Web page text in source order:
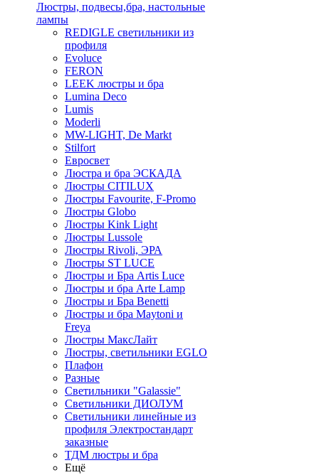
Люстры, подвесы,бра, настольные
лампы
REDIGLE светильники из
профиля
Evoluce
FERON
LEEK люстры и бра
Lumina Deco
Lumis
Moderli
MW-LIGHT, De Markt
Stilfort
Евросвет
Люстра и бра ЭСКАДА
Люстры CITILUX
Люстры Favourite, F-Promo
Люстры Globo
Люстры Kink Light
Люстры Lussole
Люстры Rivoli, ЭРА
Люстры ST LUCE
Люстры и Бра Artis Luce
Люстры и бра Arte Lamp
Люстры и Бра Benetti
Люстры и бра Maytoni и
Freya
Люстры МаксЛайт
Люстры, светильники EGLO
Плафон
Разные
Светильники "Galassie"
Светильники ДИОЛУМ
Светильники линейные из
профиля Электростандарт
заказные
ТДМ люстры и бра
Ещё